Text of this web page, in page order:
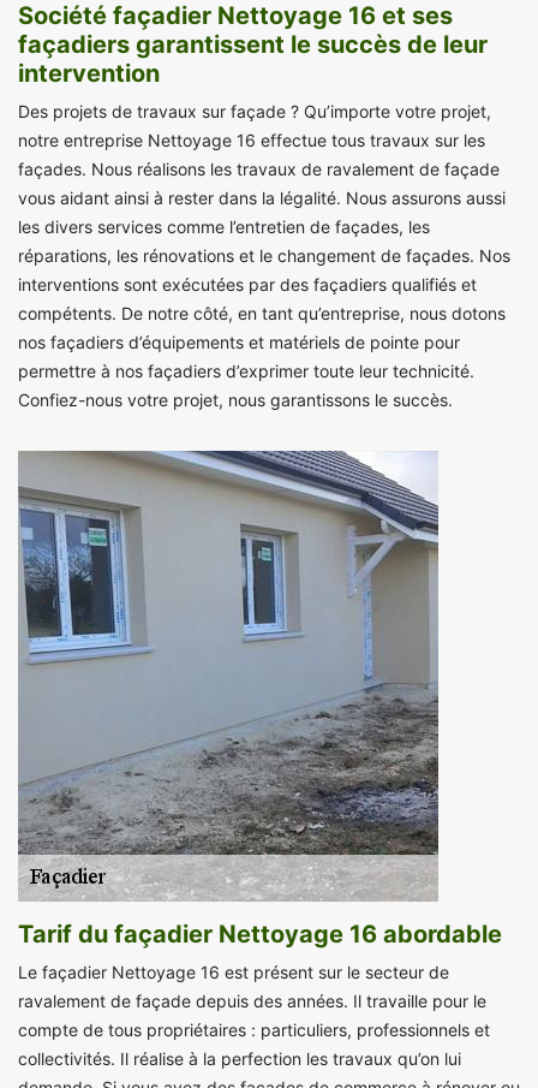
Société façadier Nettoyage 16 et ses
façadiers garantissent le succès de leur
intervention
Des projets de travaux sur façade ? Qu’importe votre projet,
notre entreprise Nettoyage 16 effectue tous travaux sur les
façades. Nous réalisons les travaux de ravalement de façade
vous aidant ainsi à rester dans la légalité. Nous assurons aussi
les divers services comme l’entretien de façades, les
réparations, les rénovations et le changement de façades. Nos
interventions sont exécutées par des façadiers qualifiés et
compétents. De notre côté, en tant qu’entreprise, nous dotons
nos façadiers d’équipements et matériels de pointe pour
permettre à nos façadiers d’exprimer toute leur technicité.
Confiez-nous votre projet, nous garantissons le succès.
Tarif du façadier Nettoyage 16 abordable
Le façadier Nettoyage 16 est présent sur le secteur de
ravalement de façade depuis des années. Il travaille pour le
compte de tous propriétaires : particuliers, professionnels et
collectivités. Il réalise à la perfection les travaux qu’on lui